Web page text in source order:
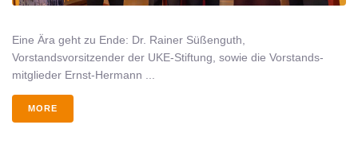
Eine Ära geht zu Ende: Dr. Rainer Süßenguth,
Vorstandsvorsitzender der UKE-Stiftung, sowie die Vorstands-
mitglieder Ernst-Hermann ...
MORE